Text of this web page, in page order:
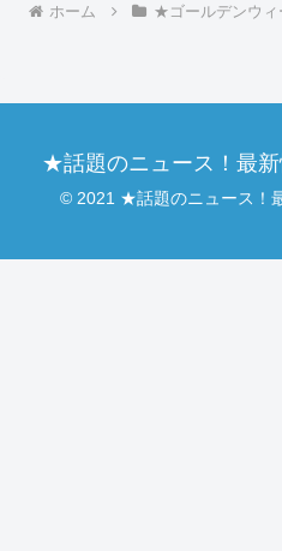
ホーム ★ゴールデンウィ
★話題のニュース！最新
© 2021 ★話題のニュース！